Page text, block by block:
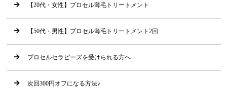
【20代・女性】プロセル薄毛トリートメント
【50代・男性】プロセル薄毛トリートメント2回
プロセルセラピーズを受けられる方へ
次回300円オフになる方法♪